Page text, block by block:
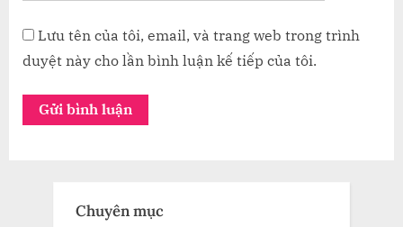
Lưu tên của tôi, email, và trang web trong trình
duyệt này cho lần bình luận kế tiếp của tôi.
Chuyên mục